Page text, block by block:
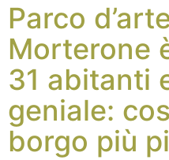
Parco
Morterone
31 abitanti
geniale:
borgo più